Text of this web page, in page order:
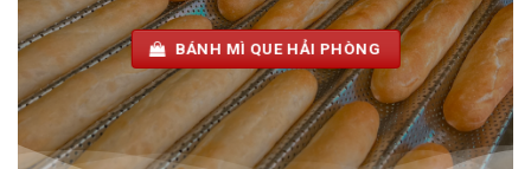
BÁNH MÌ QUE HẢI PHÒNG